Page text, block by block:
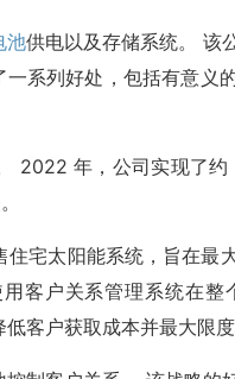
池供电以及存储系统。 该
系列好处，包括有意义
2022 年，公司实现了
宅太阳能系统，旨在最
客户关系管理系统在
客户获取成本并最大限度